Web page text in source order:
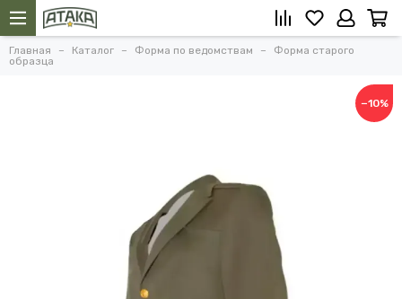
Главная Каталог Форма по ведомствам
Форма старого
образца
−10%